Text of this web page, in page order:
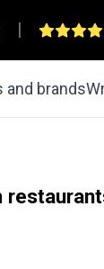
|
and brands